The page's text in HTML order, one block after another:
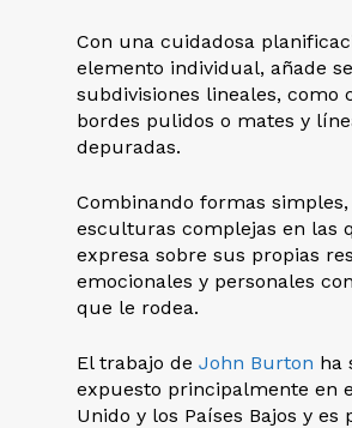
Con una cuidadosa
elemento individual, añade
subdivisiones lineales, como
bordes pulidos o mates y
depuradas.
Combinando formas
esculturas complejas en las
expresa sobre sus propias
emocionales y personales
que le rodea.
El trabajo de John Burton ha
expuesto principalmente en
Unido y los Países Bajos y es